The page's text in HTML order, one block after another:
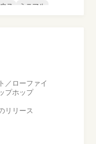
ス
ミニマル
／ローファイ
プホップ
リリース